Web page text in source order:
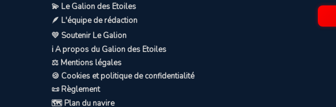
💫 Le Galion des Etoiles
🪶 L'équipe de rédaction
💛 Soutenir Le Galion
ℹ️ A propos du Galion des Etoiles
⚖️ Mentions légales
🍪 Cookies et politique de confidentialité
📜 Règlement
🗺️ Plan du navire